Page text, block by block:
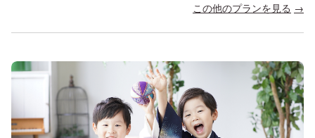
この他のプランを見る